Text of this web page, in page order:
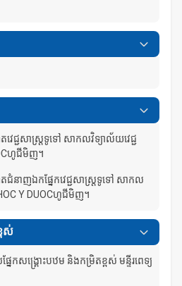
វេជ្ជសាស្រ្តទូទៅ សាកលវិទ្យាល័យវេជ្ជ
ហូជីមិញ។
ជំនាញឯកផ្នែកវេជ្ជសាស្រ្តទូទៅ សាកល
HOC Y DUOCហូជីមិញ។
ស់
ែកសង្គ្រោះបឋម និងកម្រិតខ្ពស់ មន្ទីរពេទ្យ